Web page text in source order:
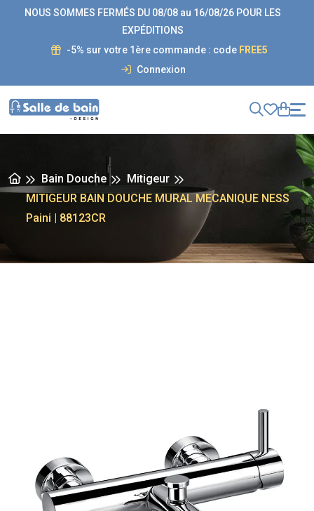
NOUS SOMMES FERMÉS DU 08/08 au 16/08/26 POUR LES
EXPÉDITIONS
-5% sur votre 1ère commande : code FREE5
Connexion
Bain Douche
Mitigeur
MITIGEUR BAIN DOUCHE MURAL MECANIQUE NESS
Paini | 88123CR